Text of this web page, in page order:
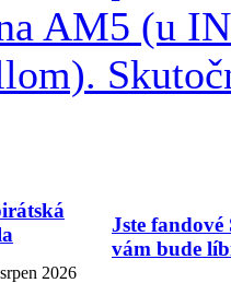
AM5 (u
2026
Jste
vám bude